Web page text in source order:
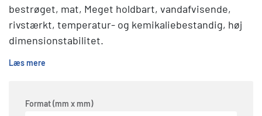
bestrøget, mat, Meget holdbart, vandafvisende,
rivstærkt, temperatur- og kemikaliebestandig, høj
dimensionstabilitet.
Læs mere
Format (mm x mm)